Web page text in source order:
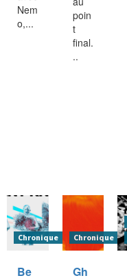
Nem
o,...
poin
t
final.
..
Chronique
Be
Chronique
Gh